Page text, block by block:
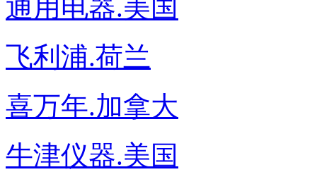
通用电器.美国
飞利浦.荷兰
喜万年.加拿大
牛津仪器.美国